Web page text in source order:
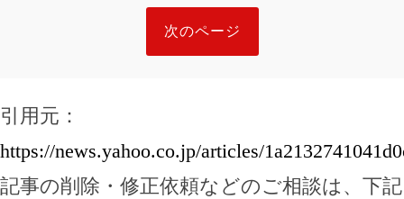
次のページ
引用元：
https://news.yahoo.co.jp/articles/
記事の削除・修正依頼などのご相談は、下記